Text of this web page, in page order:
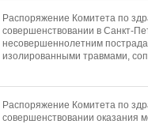
Распоряжение Комитета по
совершенствовании в Санкт-
несовершеннолетним
изолированными травмами,
Распоряжение Комитета по
совершенствовании оказания